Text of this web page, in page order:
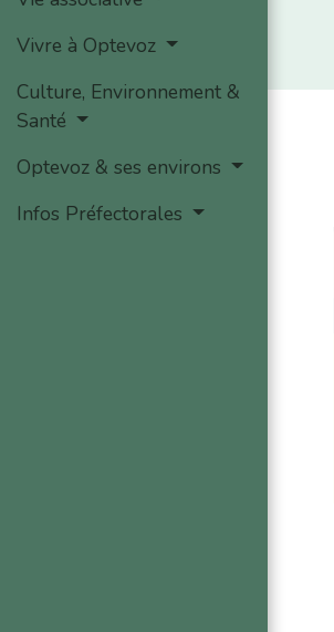
Vivre à Optevoz
Culture, Environnement &
Santé
Optevoz & ses environs
Infos Préfectorales